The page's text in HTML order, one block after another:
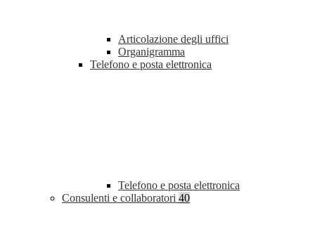
Articolazione degli uffici
Organigramma
Telefono e posta elettronica
Telefono e posta elettronica
Consulenti e collaboratori 40